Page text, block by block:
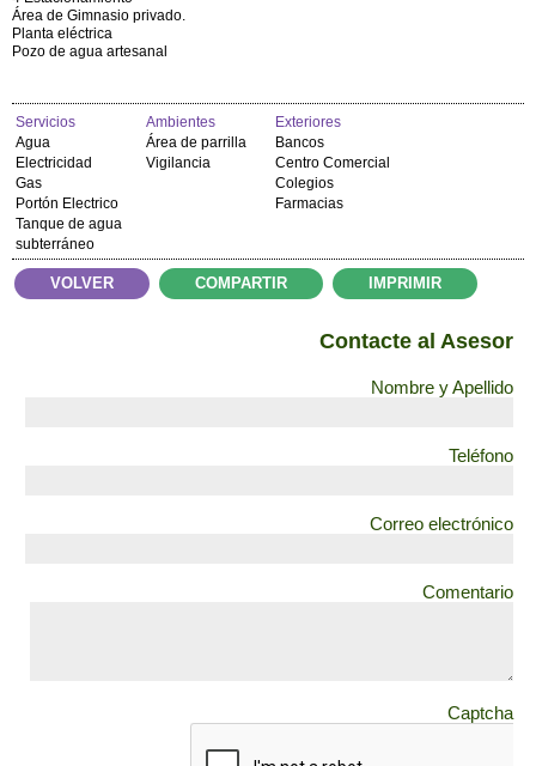
Área de Gimnasio privado.
Planta eléctrica
Pozo de agua artesanal
Servicios
Agua
Electricidad
Gas
Portón Electrico
Tanque de agua
subterráneo
Ambientes
Área de parrilla
Vigilancia
Exteriores
Bancos
Centro Comercial
Colegios
Farmacias
VOLVER COMPARTIR IMPRIMIR
Contacte al Asesor
Nombre y Apellido
Teléfono
Correo electrónico
Comentario
Captcha